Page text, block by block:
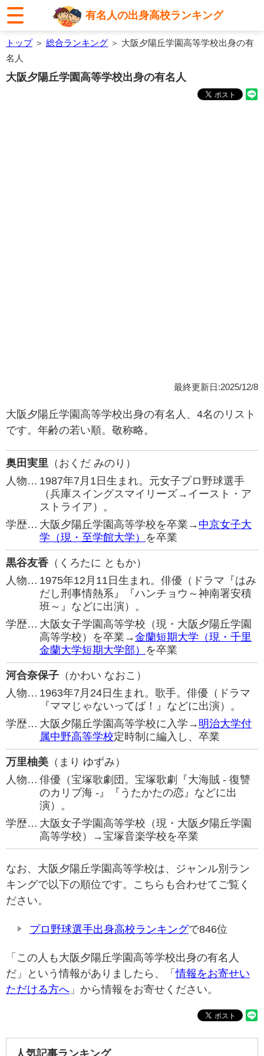
有名人の出身高校ランキング
トップ＞ 総合ランキング ＞ 大阪夕陽丘学園高等学校出身の有
名人
大阪夕陽丘学園高等学校出身の有名人
最終更新日:2025/12/8
大阪夕陽丘学園高等学校出身の有名人、4名のリスト
です。年齢の若い順。敬称略。
奥田実里 （おくだ みのり）
人物… 1987年7月1日生まれ。元女子プロ野球選手
（兵庫スイングスマイリーズ→イースト・ア
ストライア）。
学歴… 大阪夕陽丘学園高等学校を卒業→ 中京女子大
学（現・至学館大学） を卒業
黒谷友香 （くろたに ともか）
人物… 1975年12月11日生まれ。俳優（ドラマ『はみ
だし刑事情熱系』『ハンチョウ～神南署安積
班～』などに出演）。
学歴… 大阪女子学園高等学校（現・大阪夕陽丘学園
高等学校）を卒業→金蘭短期大学（現・千里
金蘭大学短期大学部） を卒業
河合奈保子 （かわい なおこ）
人物… 1963年7月24日生まれ。歌手。俳優（ドラマ
『ママじゃないってば！』などに出演）。
学歴… 大阪夕陽丘学園高等学校に入学→ 明治大学付
属中野高等学校定時制に編入し、卒業
万里柚美 （まり ゆずみ）
人物… 俳優（宝塚歌劇団。宝塚歌劇『大海賊 - 復讐
のカリブ海 -』『うたかたの恋』などに出
演）。
学歴… 大阪女子学園高等学校（現・大阪夕陽丘学園
高等学校）→宝塚音楽学校を卒業
なお、大阪夕陽丘学園高等学校は、ジャンル別ラン
キングで以下の順位です。こちらも合わせてご覧く
ださい。
プロ野球選手出身高校ランキングで846位
「この人も大阪夕陽丘学園高等学校出身の有名人
だ」という情報がありましたら、「情報をお寄せい
ただける方へ 」から情報をお寄せください。
人気記事ランキング